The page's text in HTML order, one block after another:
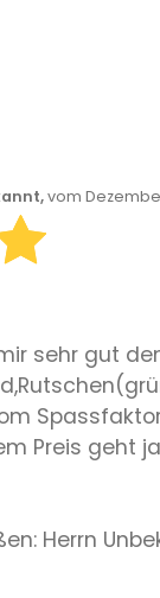
vom
sehr gut
Preis geht
Herrn